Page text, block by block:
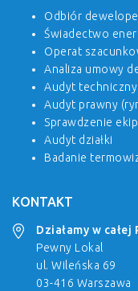
Odbiór
Świadectwo
Operat
Analiza umowy
Audyt
Audyt prawny
Sprawdzenie
Audyt działki
Badanie
KONTAKT
Działamy w całej
Pewny Lokal
ul. Wileńska 69
03-416 Warszawa